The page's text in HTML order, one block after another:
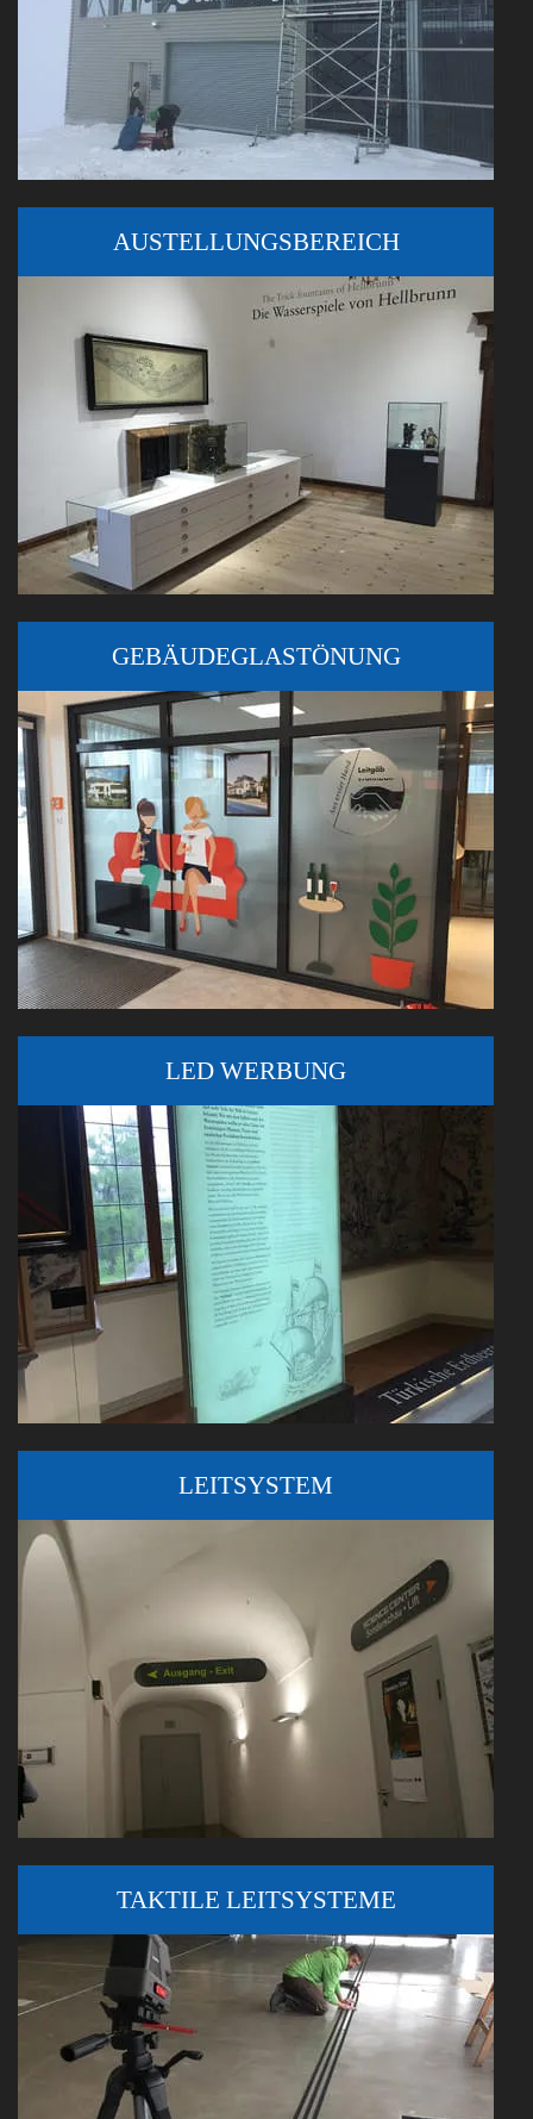
AUSTELLUNGSBEREICH
GEBÄUDEGLASTÖNUNG
LED WERBUNG
LEITSYSTEM
TAKTILE LEITSYSTEME